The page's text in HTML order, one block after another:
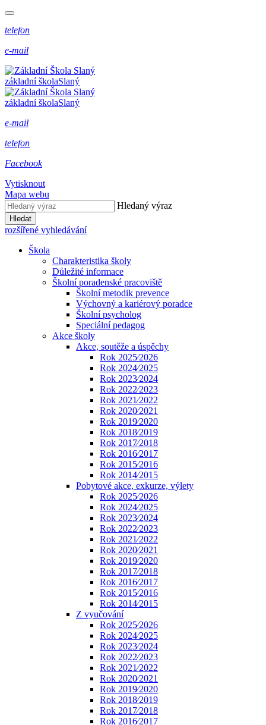
telefon
e-mail
základní školaSlaný
základní školaSlaný
e-mail
telefon
Facebook
Vytisknout
Mapa webu
Hledaný výraz
Hledat
rozšířené vyhledávání
Škola
Charakteristika školy
Důležité informace
Školní poradenské pracoviště
Školní metodik prevence
Výchovný a kariérový poradce
Školní psycholog
Speciální pedagog
Akce školy
Akce, soutěže a úspěchy
Rok 2025⁄2026
Rok 2024⁄2025
Rok 2023⁄2024
Rok 2022⁄2023
Rok 2021⁄2022
Rok 2020⁄2021
Rok 2019⁄2020
Rok 2018⁄2019
Rok 2017⁄2018
Rok 2016⁄2017
Rok 2015⁄2016
Rok 2014⁄2015
Pobytové akce, exkurze, výlety
Rok 2025⁄2026
Rok 2024⁄2025
Rok 2023⁄2024
Rok 2022⁄2023
Rok 2021⁄2022
Rok 2020⁄2021
Rok 2019⁄2020
Rok 2017⁄2018
Rok 2016⁄2017
Rok 2015⁄2016
Rok 2014⁄2015
Z vyučování
Rok 2025⁄2026
Rok 2024⁄2025
Rok 2023⁄2024
Rok 2022⁄2023
Rok 2021⁄2022
Rok 2020⁄2021
Rok 2019⁄2020
Rok 2018⁄2019
Rok 2017⁄2018
Rok 2016⁄2017